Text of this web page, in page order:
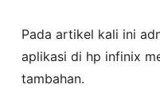
Pada artikel kali ini
aplikasi di hp infinix
tambahan.